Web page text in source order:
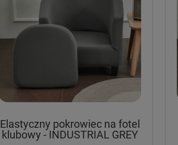
Elastyczny pokrowiec na fotel
klubowy - INDUSTRIAL GREY